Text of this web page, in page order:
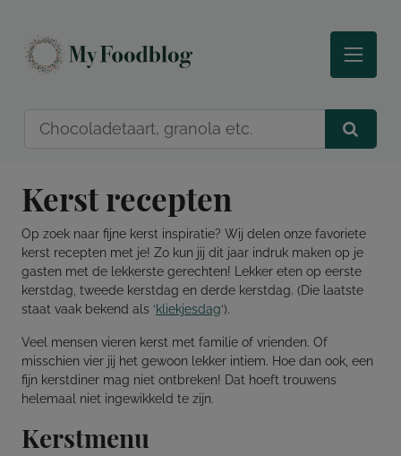
Kerst recepten
Op zoek naar fijne kerst inspiratie? Wij delen onze favoriete
kerst recepten met je! Zo kun jij dit jaar indruk maken op je
gasten met de lekkerste gerechten! Lekker eten op eerste
kerstdag, tweede kerstdag en derde kerstdag. (Die laatste
staat vaak bekend als ‘kliekjesdag‘).
Veel mensen vieren kerst met familie of vrienden. Of
misschien vier jij het gewoon lekker intiem. Hoe dan ook, een
fijn kerstdiner mag niet ontbreken! Dat hoeft trouwens
helemaal niet ingewikkeld te zijn.
Kerstmenu